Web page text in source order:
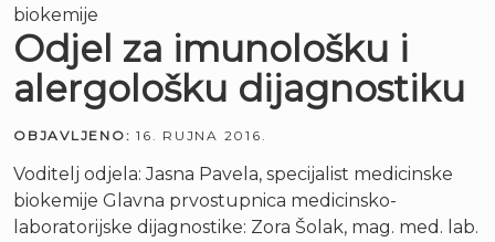
biokemije
Odjel za imunološku i
alergološku dijagnostiku
OBJAVLJENO: 16. RUJNA 2016.
Voditelj odjela: Jasna Pavela, specijalist medicinske
biokemije Glavna prvostupnica medicinsko-
laboratorijske dijagnostike: Zora Šolak, mag. med. lab.